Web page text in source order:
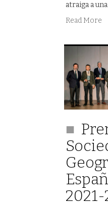
atraiga a
Read More